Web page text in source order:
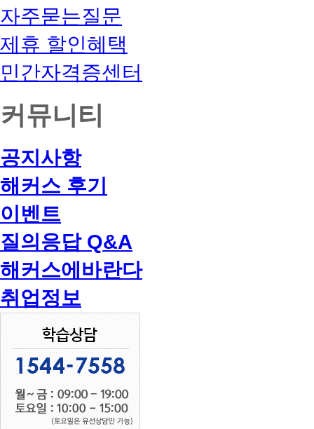
자주묻는질문
제휴 할인혜택
민간자격증센터
커뮤니티
공지사항
해커스 후기
이벤트
질의응답 Q&A
해커스에바란다
취업정보